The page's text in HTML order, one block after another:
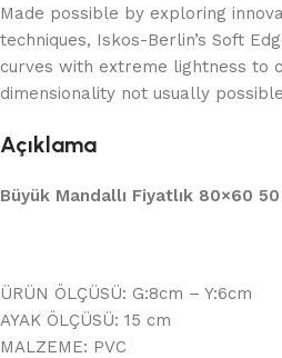
Made possible by exploring
techniques, Iskos-Berlin’s Soft
curves with extreme lightness to
dimensionality not usually
Açıklama
Büyük Mandallı Fiyatlık 80×60
ÜRÜN ÖLÇÜSÜ: G:8cm – Y:6cm
AYAK ÖLÇÜSÜ: 15 cm
MALZEME: PVC